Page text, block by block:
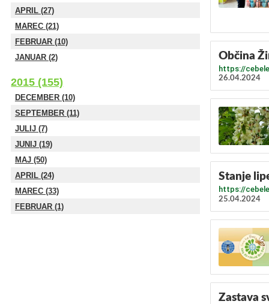
APRIL (27)
MAREC (21)
FEBRUAR (10)
JANUAR (2)
2015 (155)
DECEMBER (10)
SEPTEMBER (11)
JULIJ (7)
JUNIJ (19)
MAJ (50)
APRIL (24)
MAREC (33)
FEBRUAR (1)
Občina
https://
26.04.2024
​Stanje
https://
25.04.2024
Zastava